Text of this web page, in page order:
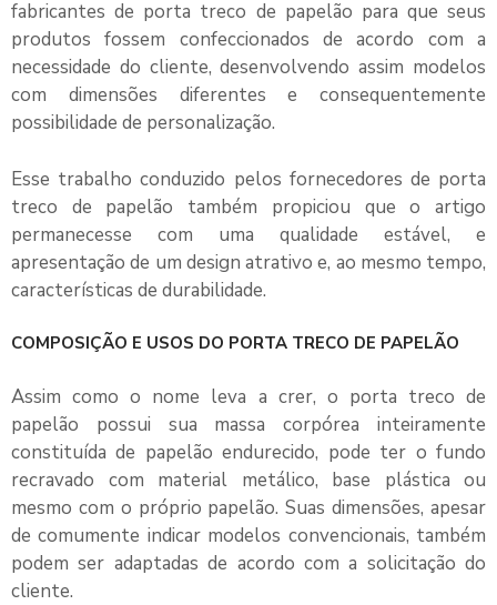
fabricantes de porta treco de papelão para que seus
produtos fossem confeccionados de acordo com a
necessidade do cliente, desenvolvendo assim modelos
com dimensões diferentes e consequentemente
possibilidade de personalização.
Esse trabalho conduzido pelos fornecedores de porta
treco de papelão também propiciou que o artigo
permanecesse com uma qualidade estável, e
apresentação de um design atrativo e, ao mesmo tempo,
características de durabilidade.
COMPOSIÇÃO E USOS DO PORTA TRECO DE PAPELÃO
Assim como o nome leva a crer, o porta treco de
papelão possui sua massa corpórea inteiramente
constituída de papelão endurecido, pode ter o fundo
recravado com material metálico, base plástica ou
mesmo com o próprio papelão. Suas dimensões, apesar
de comumente indicar modelos convencionais, também
podem ser adaptadas de acordo com a solicitação do
cliente.